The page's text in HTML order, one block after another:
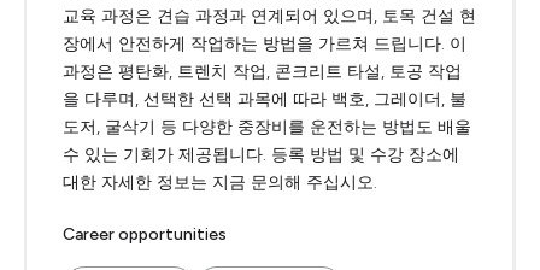
교육 과정은 견습 과정과 연계되어 있으며, 토목 건설 현
장에서 안전하게 작업하는 방법을 가르쳐 드립니다. 이
과정은 평탄화, 트렌치 작업, 콘크리트 타설, 토공 작업
을 다루며, 선택한 선택 과목에 따라 백호, 그레이더, 불
도저, 굴삭기 등 다양한 중장비를 운전하는 방법도 배울
수 있는 기회가 제공됩니다. 등록 방법 및 수강 장소에
대한 자세한 정보는 지금 문의해 주십시오.
Career opportunities